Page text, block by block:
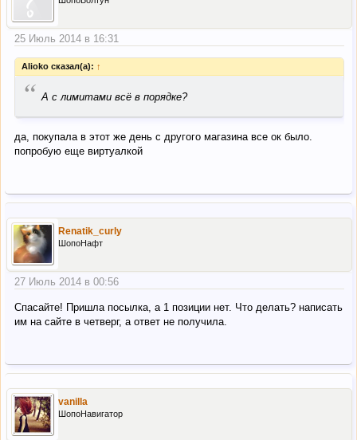
25 Июль 2014 в 16:31
Alioko сказал(а): ↑
“ А с лимитами всё в порядке?
да, покупала в этот же день с другого магазина все ок было.
попробую еще виртуалкой
Renatik_curly
ШопоНафт
27 Июль 2014 в 00:56
Спасайте! Пришла посылка, а 1 позиции нет. Что делать? написать
им на сайте в четверг, а ответ не получила.
vanilla
ШопоНавигатор